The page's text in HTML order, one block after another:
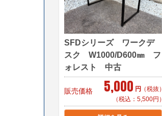
SFDシリーズ ワークデ
スク W1000/D600㎜ フ
ォレスト 中古
販売価格 5,000 円 （税抜）
（税込：5,500円）